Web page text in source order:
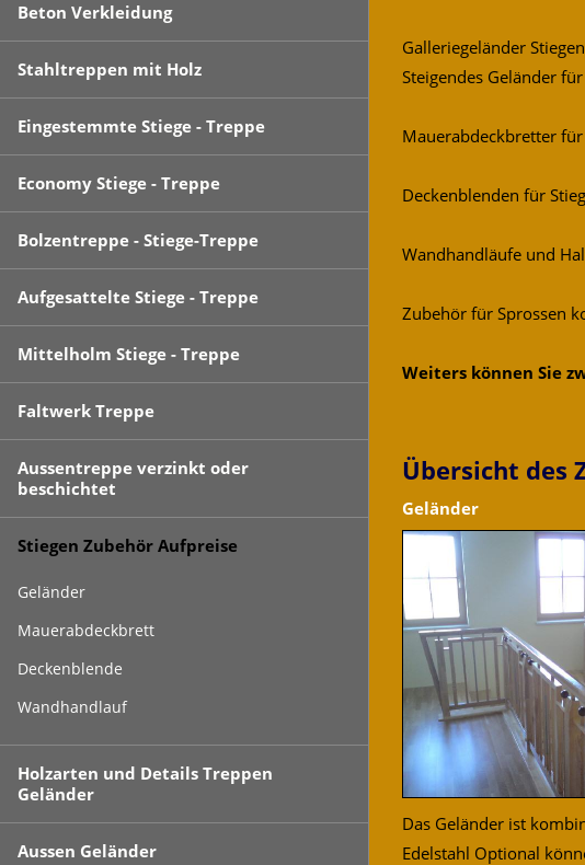
Beton Verkleidung
Stahltreppen mit Holz
Eingestemmte Stiege - Treppe
Economy Stiege - Treppe
Bolzentreppe - Stiege-Treppe
Aufgesattelte Stiege - Treppe
Mittelholm Stiege - Treppe
Faltwerk Treppe
Aussentreppe verzinkt oder
beschichtet
Stiegen Zubehör Aufpreise
Geländer
Mauerabdeckbrett
Deckenblende
Wandhandlauf
Holzarten und Details Treppen
Geländer
Aussen Geländer
Galleriegeländer Stiegen
Steigendes Geländer
Mauerabdeckbretter für
Deckenblenden für
Wandhandläufe und
Zubehör für Sprossen
Weiters können Sie
Übersicht des
Geländer
Das Geländer ist
Edelstahl Optional